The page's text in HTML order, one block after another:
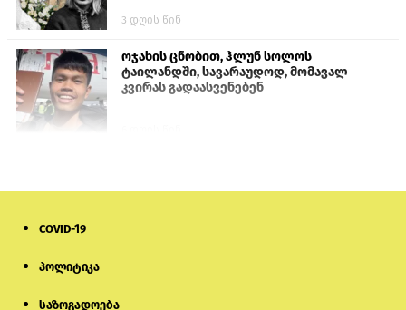
3 დღის წინ
ოჯახის ცნობით, ჰლუნ სოლოს
ტაილანდში, სავარაუდოდ, მომავალ
კვირას გადაასვენებენ
COVID-19
პოლიტიკა
საზოგადოება